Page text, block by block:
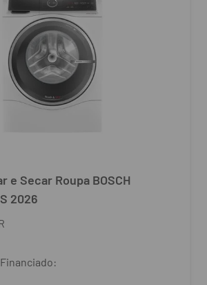
e Secar Roupa BOSCH
2026